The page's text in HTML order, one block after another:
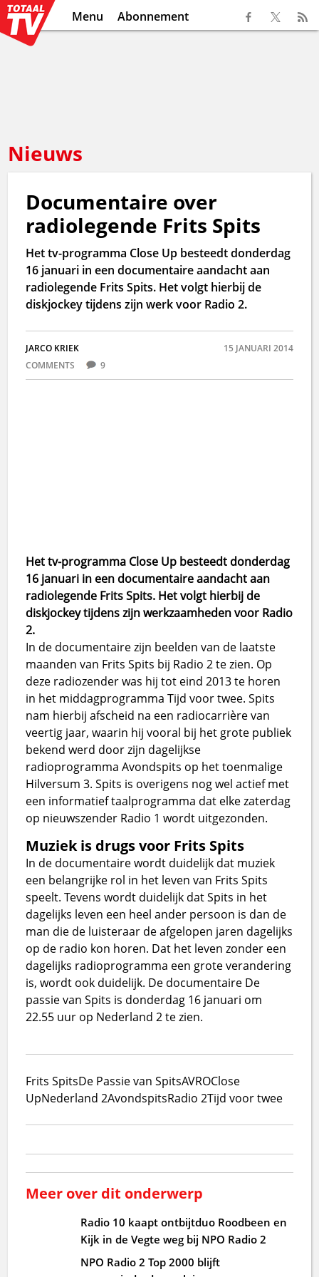
Menu Abonnement
Nieuws
Documentaire over
radiolegende Frits Spits
Het tv-programma Close Up besteedt donderdag
16 januari in een documentaire aandacht aan
radiolegende Frits Spits. Het volgt hierbij de
diskjockey tijdens zijn werk voor Radio 2.
JARCO KRIEK
15 JANUARI 2014
COMMENTS
9
Het tv-programma Close Up besteedt donderdag
16 januari in een documentaire aandacht aan
radiolegende Frits Spits. Het volgt hierbij de
diskjockey tijdens zijn werkzaamheden voor Radio
2.
In de documentaire zijn beelden van de laatste
maanden van Frits Spits bij Radio 2 te zien. Op
deze radiozender was hij tot eind 2013 te horen
in het middagprogramma Tijd voor twee. Spits
nam hierbij afscheid na een radiocarrière van
veertig jaar, waarin hij vooral bij het grote publiek
bekend werd door zijn dagelijkse
radioprogramma Avondspits op het toenmalige
Hilversum 3. Spits is overigens nog wel actief met
een informatief taalprogramma dat elke zaterdag
op nieuwszender Radio 1 wordt uitgezonden.
Muziek is drugs voor Frits Spits
In de documentaire wordt duidelijk dat muziek
een belangrijke rol in het leven van Frits Spits
speelt. Tevens wordt duidelijk dat Spits in het
dagelijks leven een heel ander persoon is dan de
man die de luisteraar de afgelopen jaren dagelijks
op de radio kon horen. Dat het leven zonder een
dagelijks radioprogramma een grote verandering
is, wordt ook duidelijk. De documentaire De
passie van Spits is donderdag 16 januari om
22.55 uur op Nederland 2 te zien.
Frits SpitsDe Passie van SpitsAVROClose
UpNederland 2AvondspitsRadio 2Tijd voor twee
Meer over dit onderwerp
Radio 10 kaapt ontbijtduo Roodbeen en
Kijk in de Vegte weg bij NPO Radio 2
NPO Radio 2 Top 2000 blijft